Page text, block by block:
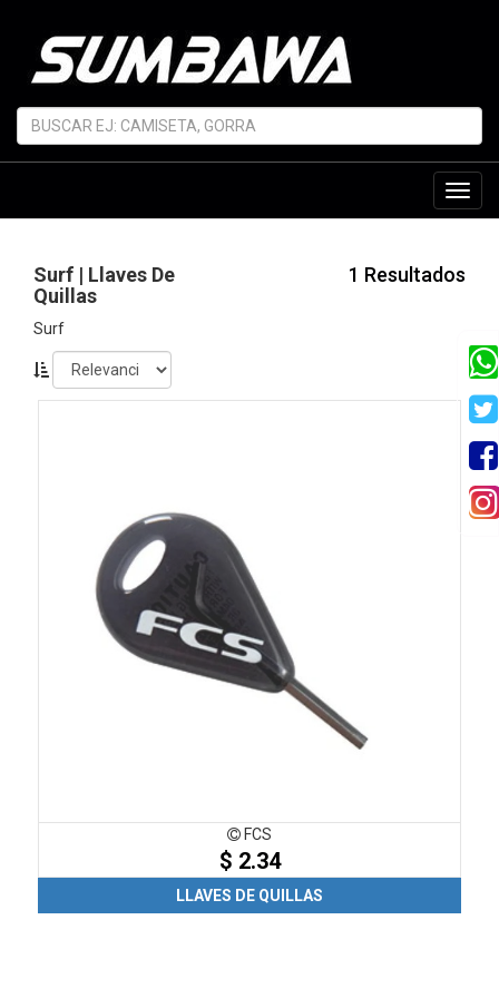
Surf | Llaves De
Quillas
1 Resultados
Surf
FCS
$ 2.34
LLAVES DE QUILLAS